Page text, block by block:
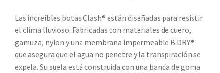
Las increíbles botas Clash® están diseñadas para resistir
el clima lluvioso. Fabricadas con materiales de cuero,
gamuza, nylon y una membrana impermeable B.DRY®
que asegura que el agua no penetre y la transpiración se
expela. Su suela está construida con una banda de goma